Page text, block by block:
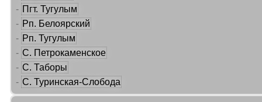
- Пгт. Тугулым
- Рп. Белоярский
- Рп. Тугулым
- С. Петрокаменское
- С. Таборы
- С. Туринская-Слобода